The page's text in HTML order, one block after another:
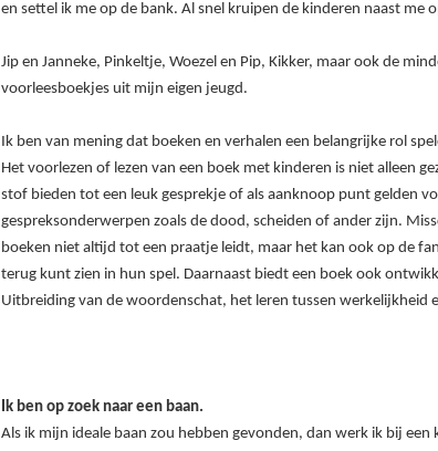
en settel ik me op de bank. Al snel kruipen de kinderen naast me
Jip en Janneke, Pinkeltje, Woezel en Pip, Kikker, maar ook de
voorleesboekjes uit mijn eigen jeugd.
Ik ben van mening dat boeken en verhalen een belangrijke rol
Het voorlezen of lezen van een boek met kinderen is niet alleen
stof bieden tot een leuk gesprekje of als aanknoop punt gelden
gespreksonderwerpen zoals de dood, scheiden of ander zijn.
boeken niet altijd tot een praatje leidt, maar het kan ook op de
terug kunt zien in hun spel. Daarnaast biedt een boek ook
Uitbreiding van de woordenschat, het leren tussen werkelijkheid
Ik ben op zoek naar een baan.
Als ik mijn ideale baan zou hebben gevonden, dan werk ik bij een